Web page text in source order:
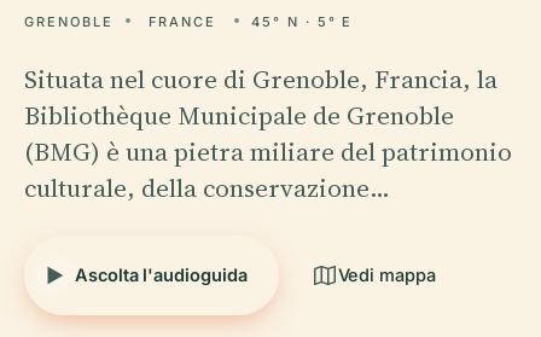
GRENOBLE FRANCE 45° N · 5° E
Situata nel cuore di Grenoble, Francia, la
Bibliothèque Municipale de Grenoble
(BMG) è una pietra miliare del patrimonio
culturale, della conservazione…
Ascolta l'audioguida Vedi mappa